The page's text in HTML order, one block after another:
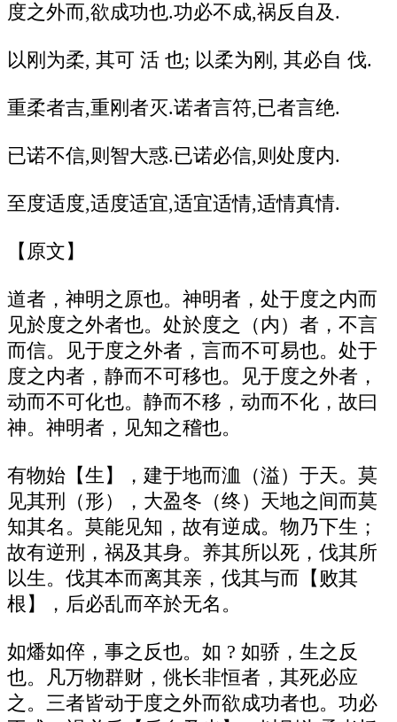
度之外而,欲成功也.功必不成,祸反自及.
以刚为柔, 其可 活 也; 以柔为刚, 其必自 伐.
重柔者吉,重刚者灭.诺者言符,已者言绝.
已诺不信,则智大惑.已诺必信,则处度内.
至度适度,适度适宜,适宜适情,适情真情.
【原文】
道者，神明之原也。神明者，处于度之内而
见於度之外者也。处於度之（内）者，不言
而信。见于度之外者，言而不可易也。处于
度之内者，静而不可移也。见于度之外者，
动而不可化也。静而不移，动而不化，故曰
神。神明者，见知之稽也。
有物始【生】，建于地而洫（溢）于天。莫
见其刑（形），大盈冬（终）天地之间而莫
知其名。莫能见知，故有逆成。物乃下生；
故有逆刑，祸及其身。养其所以死，伐其所
以生。伐其本而离其亲，伐其与而【败其
根】，后必乱而卒於无名。
如燔如倅，事之反也。如 ? 如骄，生之反
也。凡万物群财，佻长非恒者，其死必应
之。三者皆动于度之外而欲成功者也。功必